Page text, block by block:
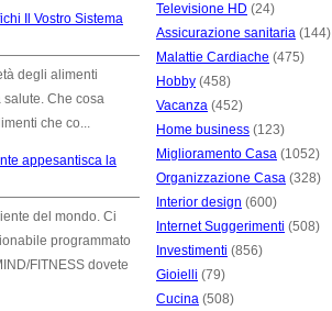
Il Vostro Sistema
degli alimenti
Che cosa
che co...
appesantisca la
del mondo. Ci
programmato
FITNESS dovete
Televisione HD (24)
Assicurazione sanitaria (144)
Malattie Cardiache (475)
Hobby (458)
Vacanza (452)
Home business (123)
Miglioramento Casa (1052)
Organizzazione Casa (328)
Interior design (600)
Internet Suggerimenti (508)
Investimenti (856)
Gioielli (79)
Cucina (508)